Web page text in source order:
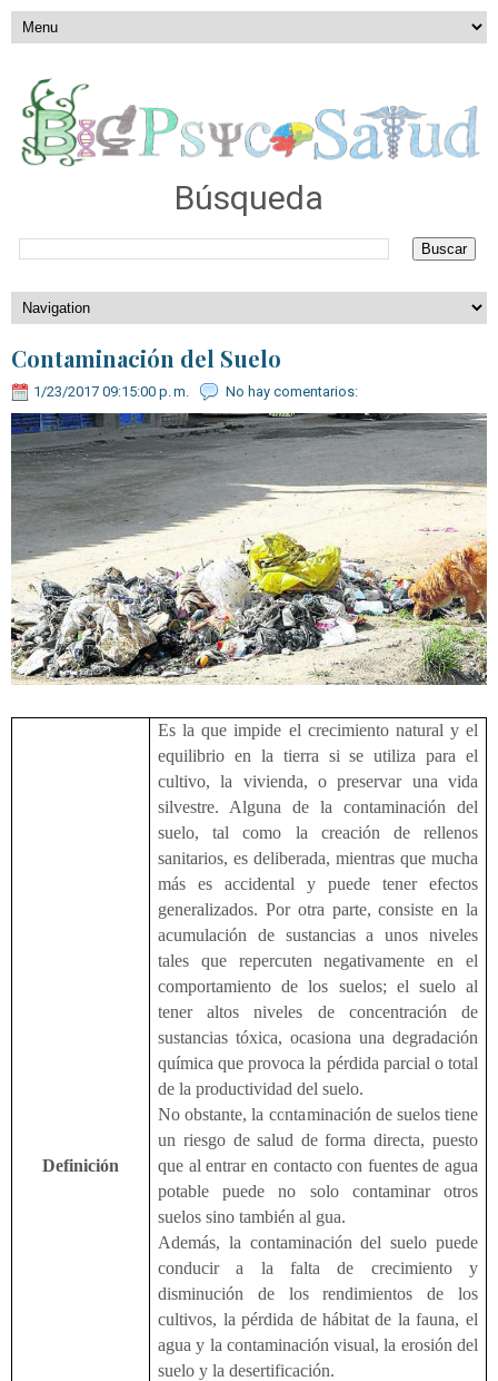
Búsqueda
Contaminación del Suelo
1/23/2017 09:15:00 p. m. No hay comentarios:
Definición
Es la que impide el crecimiento natural y el
equilibrio en la tierra si se utiliza para el
cultivo, la vivienda, o preservar una vida
silvestre. Alguna de la contaminación del
suelo, tal como la creación de rellenos
sanitarios, es deliberada, mientras que mucha
más es accidental y puede tener efectos
generalizados. Por otra parte, consiste en la
acumulación de sustancias a unos niveles
tales que repercuten negativamente en el
comportamiento de los suelos; el suelo al
tener altos niveles de concentración de
sustancias tóxica, ocasiona una degradación
química que provoca la pérdida parcial o total
de la productividad del suelo.
No obstante, la contaminación de suelos tiene
un riesgo de salud de forma directa, puesto
que al entrar en contacto con fuentes de agua
potable puede no solo contaminar otros
suelos sino también al gua.
Además, la contaminación del suelo puede
conducir a la falta de crecimiento y
disminución de los rendimientos de los
cultivos, la pérdida de hábitat de la fauna, el
agua y la contaminación visual, la erosión del
suelo y la desertificación.